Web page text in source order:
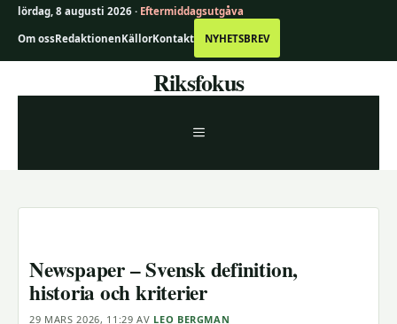
lördag, 8 augusti 2026 · Eftermiddagsutgåva
Om ossRedaktionenKällorKontakt NYHETSBREV
Riksfokus
MENY
Newspaper – Svensk definition,
historia och kriterier
29 MARS 2026, 11:29 AV LEO BERGMAN